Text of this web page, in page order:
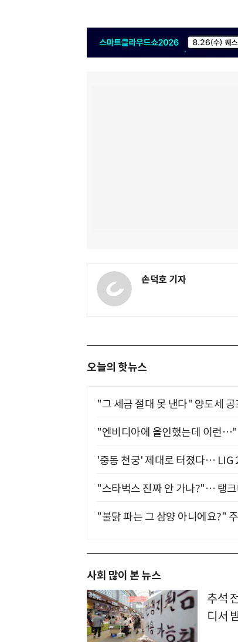
손덕호 기자
오늘의 핫뉴스
"그 세금 절대 못 낸다" 양도세
"엔비디아에 올인했는데 이런
'중동 천궁' 제대로 터졌다… LIG
"스타벅스 진짜 안 가나?"… 탱크
"불닭 파는 그 삼양 아니에요?"
사회 많이 본 뉴스
추석
디서